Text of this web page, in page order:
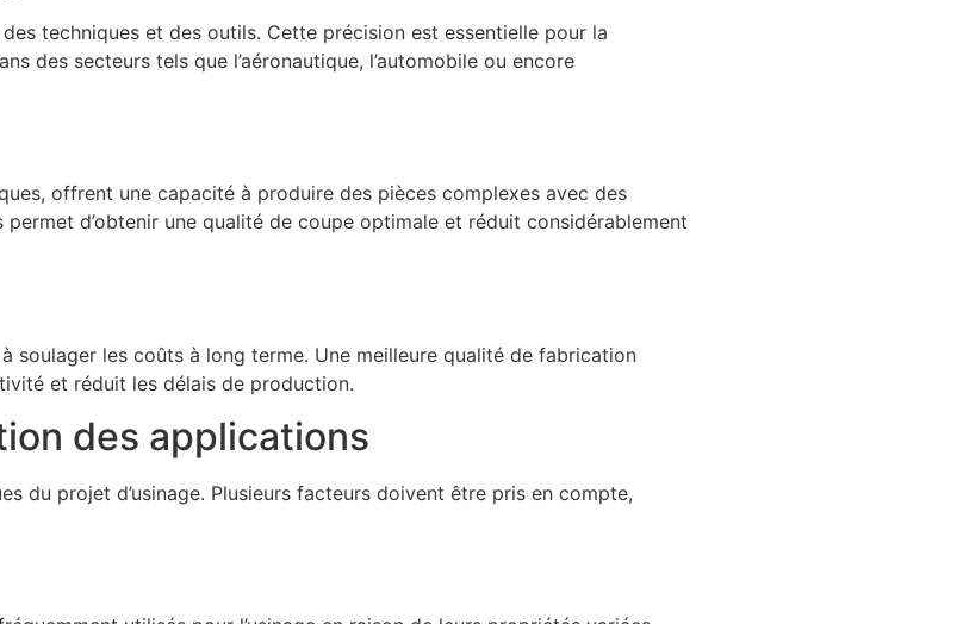
techniques et des outils. Cette précision est essentielle pour la
des secteurs tels que l’aéronautique, l’automobile ou encore
offrent une capacité à produire des pièces complexes avec des
d’obtenir une qualité de coupe optimale et réduit considérablement
soulager les coûts à long terme. Une meilleure qualité de fabrication
et réduit les délais de production.
des applications
du projet d’usinage. Plusieurs facteurs doivent être pris en compte,